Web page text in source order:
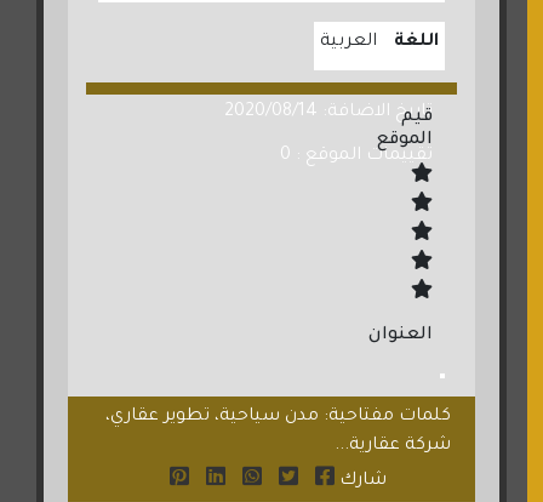
اللغة العربية
تاريخ الاضافة: 2020/08/14
تقييمات الموقع : 0
قيم
الموقع
العنوان
كلمات مفتاحية: مدن سياحية، تطوير عقاري،
شركة عقارية...
شارك